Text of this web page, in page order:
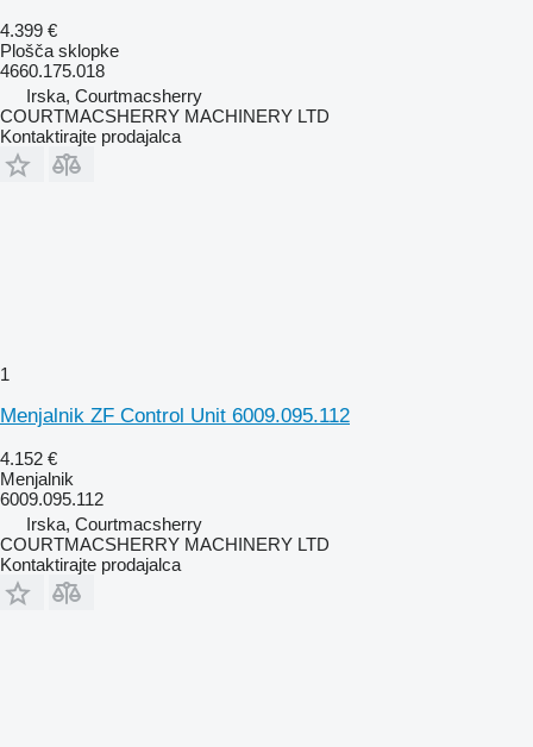
4.399 €
Plošča sklopke
4660.175.018
Irska, Courtmacsherry
COURTMACSHERRY MACHINERY LTD
Kontaktirajte prodajalca
1
Menjalnik ZF Control Unit 6009.095.112
4.152 €
Menjalnik
6009.095.112
Irska, Courtmacsherry
COURTMACSHERRY MACHINERY LTD
Kontaktirajte prodajalca